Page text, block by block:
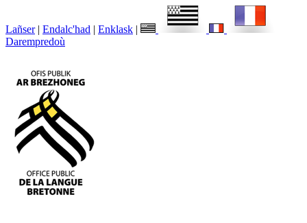
Lañser | Endalc'had | Enklask |
Darempredoù